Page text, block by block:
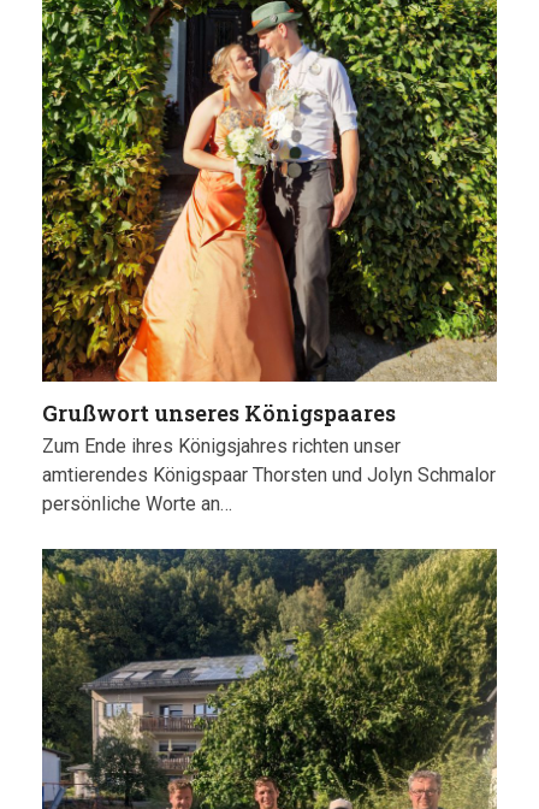
Grußwort unseres Königspaares
Zum Ende ihres Königsjahres richten unser
amtierendes Königspaar Thorsten und Jolyn Schmalor
persönliche Worte an…